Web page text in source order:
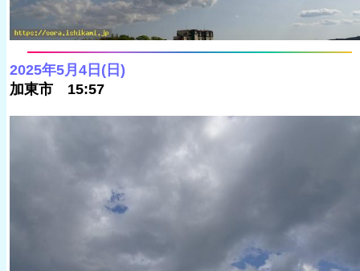
2025年5月4日(日)
加東市 15:57